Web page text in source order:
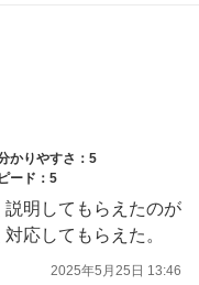
かりやすさ：5
ード：5
明してもらえたのが
応してもらえた。
2025年5月25日 13:46